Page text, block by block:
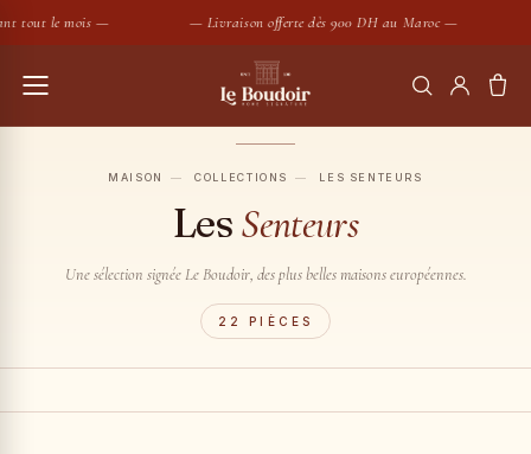
tout le mois — — Livraison offerte dès 900 DH au Maroc —
RECHERCHER
Peignoirs Nouveautés
MAISON — COLLECTIONS — LES SENTEURS
LesSenteurs
Une sélection signée Le Boudoir, des plus belles maisons européennes.
22 PIÈCES